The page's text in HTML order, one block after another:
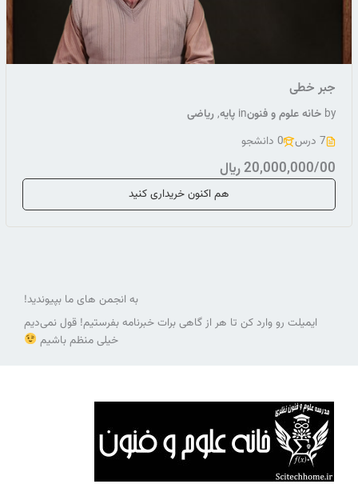
جبر خطی
by خانه علوم و فنونin پایه,ریاضی
7 درس
0 دانشجو
20,000,000/00 ﷼
هم اکنون خریداری کنید
به انجمن های ما بپیوندید!
ایمیلت رو وارد کن تا هر از گاهی برات خبرنامه بفرستیم! قول نمی‌دیم
خیلی منظم باشیم